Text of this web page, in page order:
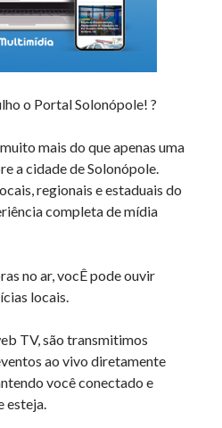
o Portal Solonópole! ?
mais do que apenas uma
a cidade de Solonópole.
regionais e estaduais do
completa de mídia
no ar, vocÊ pode ouvir
locais.
TV, são transmitimos
ao vivo diretamente
você conectado e
esteja.